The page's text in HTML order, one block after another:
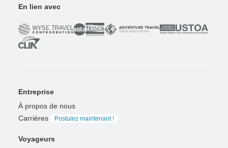
En lien avec
Entreprise
À propos de nous
Carrières
Postulez maintenant !
Voyageurs